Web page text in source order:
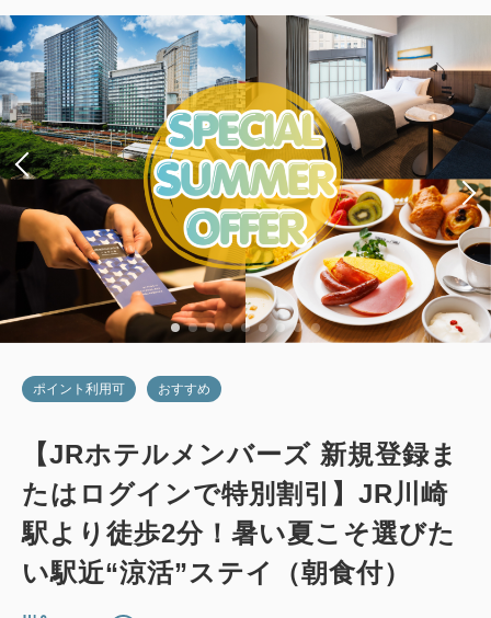
ポイント利用可 おすすめ
【JRホテルメンバーズ 新規登録ま
たはログインで特別割引】JR川崎
駅より徒歩2分！暑い夏こそ選びた
い駅近“涼活”ステイ（朝食付）